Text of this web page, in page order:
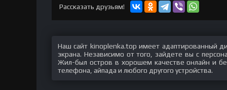
Рассказать друзьям!
Наш сайт kinoplenka.top имеет адаптированный
экрана. Независимо от того, зайдете вы с
Жил-был остров в хорошем качестве онлайн и
телефона, айпада и любого другого устройства.